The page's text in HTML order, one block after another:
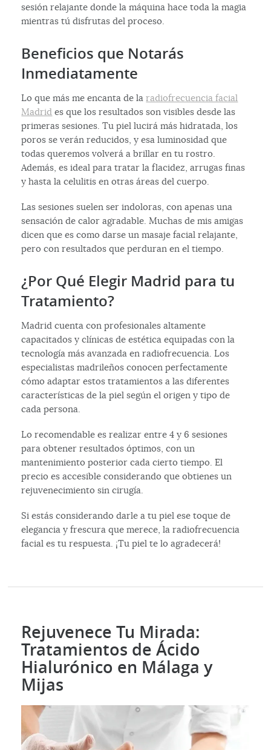
sesión relajante donde la máquina hace toda la magia
mientras tú disfrutas del proceso.
Beneficios que Notarás
Inmediatamente
Lo que más me encanta de laradiofrecuencia facial
Madrid es que los resultados son visibles desde las
primeras sesiones. Tu piel lucirá más hidratada, los
poros se verán reducidos, y esa luminosidad que
todas queremos volverá a brillar en tu rostro.
Además, es ideal para tratar la flacidez, arrugas finas
y hasta la celulitis en otras áreas del cuerpo.
Las sesiones suelen ser indoloras, con apenas una
sensación de calor agradable. Muchas de mis amigas
dicen que es como darse un masaje facial relajante,
pero con resultados que perduran en el tiempo.
¿Por Qué Elegir Madrid para tu
Tratamiento?
Madrid cuenta con profesionales altamente
capacitados y clínicas de estética equipadas con la
tecnología más avanzada en radiofrecuencia. Los
especialistas madrileños conocen perfectamente
cómo adaptar estos tratamientos a las diferentes
características de la piel según el origen y tipo de
cada persona.
Lo recomendable es realizar entre 4 y 6 sesiones
para obtener resultados óptimos, con un
mantenimiento posterior cada cierto tiempo. El
precio es accesible considerando que obtienes un
rejuvenecimiento sin cirugía.
Si estás considerando darle a tu piel ese toque de
elegancia y frescura que merece, la radiofrecuencia
facial es tu respuesta. ¡Tu piel te lo agradecerá!
Rejuvenece Tu Mirada:
Tratamientos de Ácido
Hialurónico en Málaga y
Mijas